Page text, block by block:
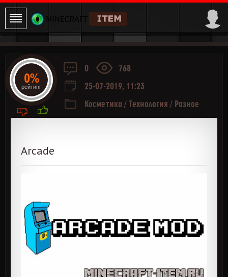
0
768
25-07-2019, 11:23
Косметика / Технология / Разное
Arcade
0%
рейтинг